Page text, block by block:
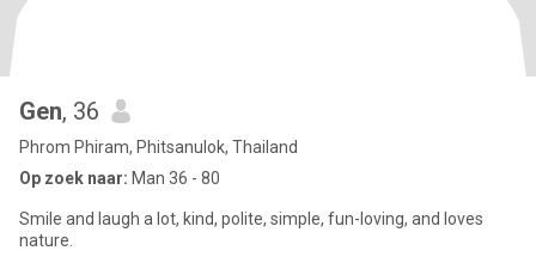
Gen, 36
Phrom Phiram, Phitsanulok, Thailand
Op zoek naar: Man 36 - 80
Smile and laugh a lot, kind, polite, simple, fun-loving, and loves
nature.